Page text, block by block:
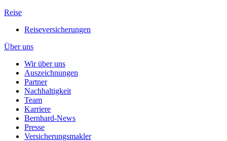
Reise
Reiseversicherungen
Über uns
Wir über uns
Auszeichnungen
Partner
Nachhaltigkeit
Team
Karriere
Bernhard-News
Presse
Versicherungsmakler